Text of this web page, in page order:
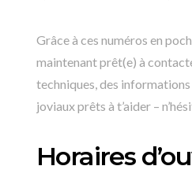
Grâce à ces numéros en
maintenant prêt(e) à
techniques, des
joviaux prêts à t’aider –
Horaires